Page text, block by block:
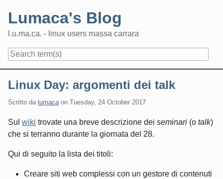
content
Lumaca's Blog
l.u.ma.ca. - linux users massa carrara
Linux Day: argomenti dei talk
Scritto da lumaca on Tuesday, 24 October 2017
Sul wiki trovate una breve descrizione dei seminari (o talk)
che si terranno durante la giornata del 28.
Qui di seguito la lista dei titoli:
Creare siti web complessi con un gestore di contenuti